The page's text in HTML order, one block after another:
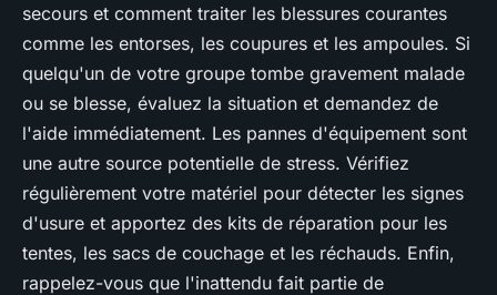
secours et comment traiter les blessures courantes
comme les entorses, les coupures et les ampoules. Si
quelqu'un de votre groupe tombe gravement malade
ou se blesse, évaluez la situation et demandez de
l'aide immédiatement. Les pannes d'équipement sont
une autre source potentielle de stress. Vérifiez
régulièrement votre matériel pour détecter les signes
d'usure et apportez des kits de réparation pour les
tentes, les sacs de couchage et les réchauds. Enfin,
rappelez-vous que l'inattendu fait partie de